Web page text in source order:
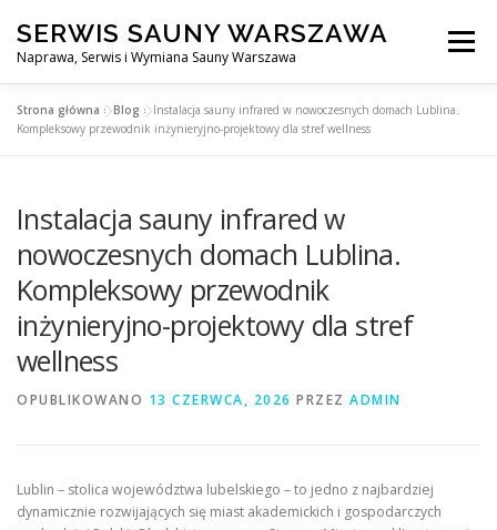
treści
SERWIS SAUNY WARSZAWA
Naprawa, Serwis i Wymiana Sauny Warszawa
Menu
SERWIS DO SAUNY WARSZAWA BLOG
Strona główna »Blog »Instalacja sauny infrared w nowoczesnych domach Lublina.
Kompleksowy przewodnik inżynieryjno-projektowy dla stref wellness
Instalacja sauny infrared w
nowoczesnych domach Lublina.
Kompleksowy przewodnik
inżynieryjno-projektowy dla stref
wellness
OPUBLIKOWANO 13 CZERWCA, 2026 PRZEZ ADMIN
Lublin – stolica województwa lubelskiego – to jedno z najbardziej
dynamicznie rozwijających się miast akademickich i gospodarczych